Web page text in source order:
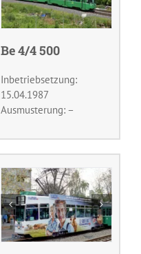
Be 4/4 500
Inbetriebsetzung:
15.04.1987
Ausmusterung: –